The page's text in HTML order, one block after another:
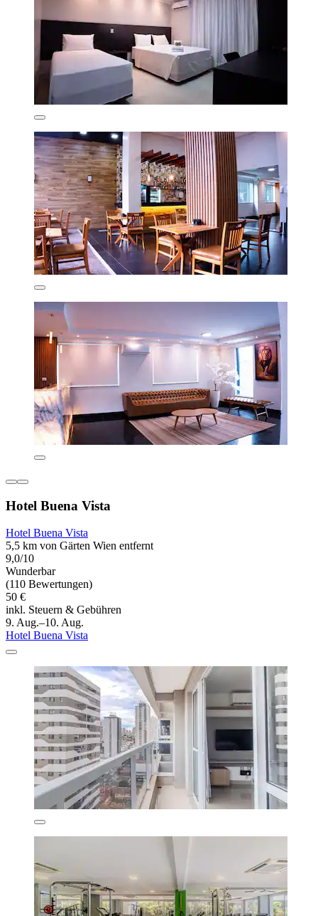
Hotel Buena Vista
Hotel Buena Vista
5,5 km von Gärten Wien entfernt
9,0/10
Wunderbar
(110 Bewertungen)
50 €
inkl. Steuern & Gebühren
9. Aug.–10. Aug.
Hotel Buena Vista